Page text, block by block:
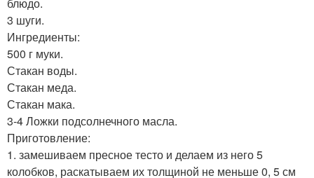
3 шуги.
Ингредиенты:
500 г муки.
Стакан воды.
Стакан меда.
Стакан мака.
3-4 Ложки подсолнечного масла.
Приготовление:
1. замешиваем пресное тесто и делаем из него 5
колобков, раскатываем их толщиной не меньше 0, 5 см